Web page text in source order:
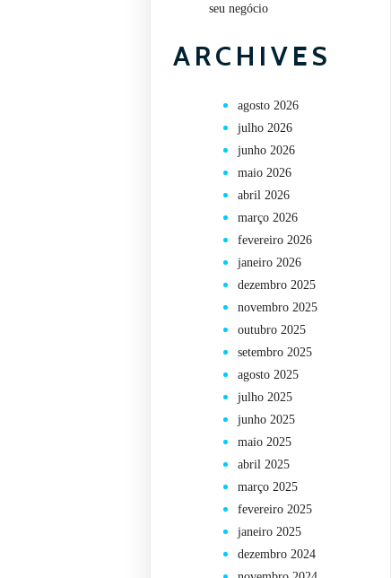
seu negócio
ARCHIVES
agosto 2026
julho 2026
junho 2026
maio 2026
abril 2026
março 2026
fevereiro 2026
janeiro 2026
dezembro 2025
novembro 2025
outubro 2025
setembro 2025
agosto 2025
julho 2025
junho 2025
maio 2025
abril 2025
março 2025
fevereiro 2025
janeiro 2025
dezembro 2024